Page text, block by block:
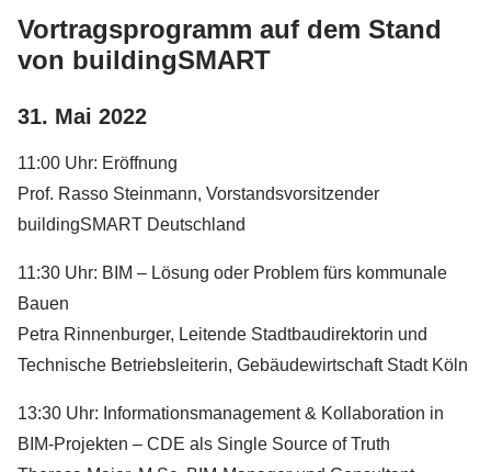
Vortragsprogramm auf dem Stand
von buildingSMART
31. Mai 2022
11:00 Uhr: Eröffnung
Prof. Rasso Steinmann, Vorstandsvorsitzender
buildingSMART Deutschland
11:30 Uhr: BIM – Lösung oder Problem fürs kommunale
Bauen
Petra Rinnenburger, Leitende Stadtbaudirektorin und
Technische Betriebsleiterin, Gebäudewirtschaft Stadt Köln
13:30 Uhr: Informationsmanagement & Kollaboration in
BIM-Projekten – CDE als Single Source of Truth